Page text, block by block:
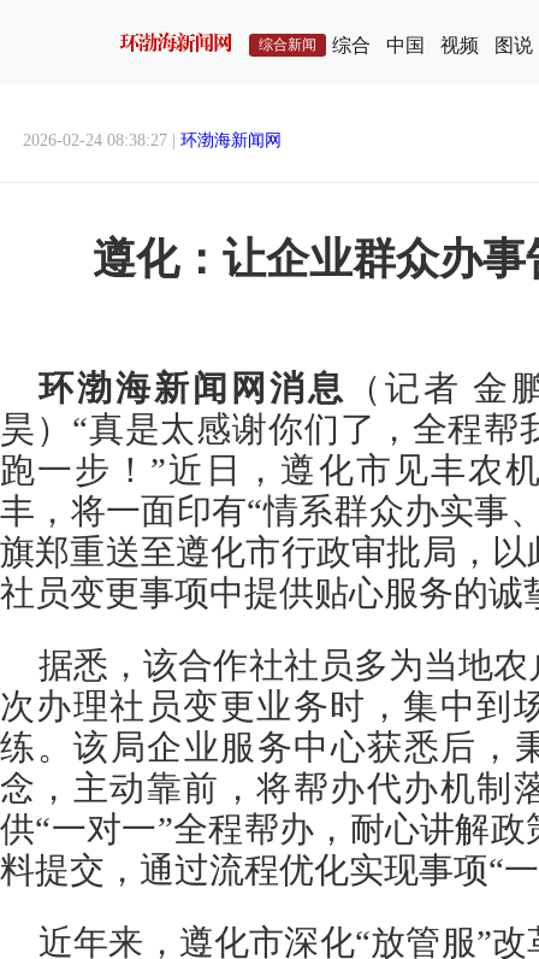
综合新闻 综合 中国 视频 图说
2026-02-24 08:38:27 | 环渤海新闻网
遵化：让企业群众办事
环渤海新闻网消息
（记者 金
昊）“真是太感谢你们了，全程帮
跑一步！”近日，遵化市见丰农
丰，将一面印有“情系群众办实事
旗郑重送至遵化市行政审批局，
社员变更事项中提供贴心服务的诚
据悉，该合作社社员多为当地
次办理社员变更业务时，集中到
练。该局企业服务中心获悉后，
念，主动靠前，将帮办代办机制
供“一对一”全程帮办，耐心讲解
料提交，通过流程优化实现事项“
近年来，遵化市深化“放管服”